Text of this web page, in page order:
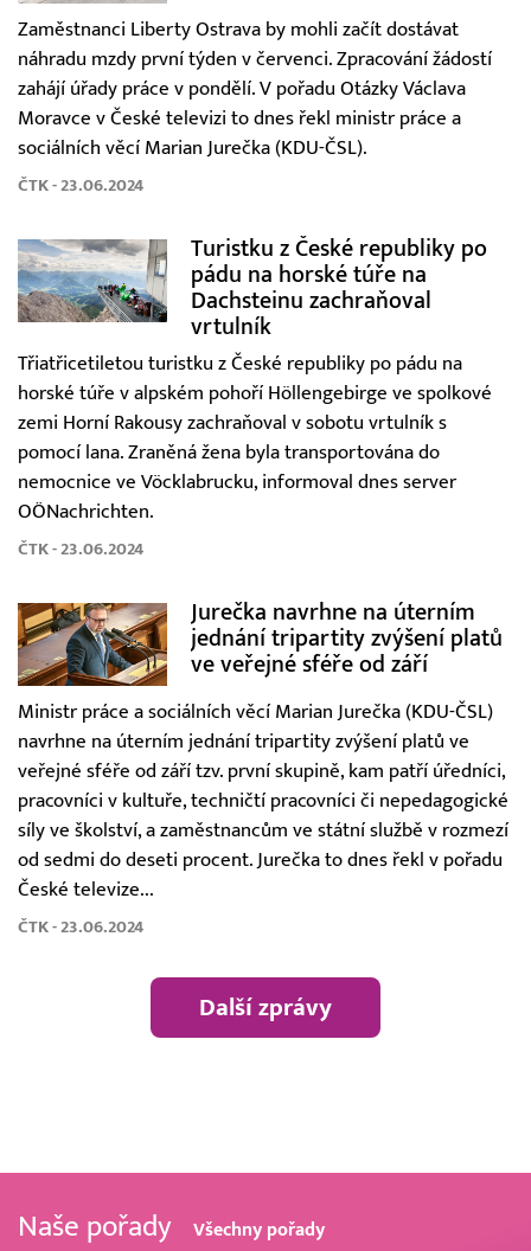
Zaměstnanci Liberty Ostrava by mohli začít dostávat
náhradu mzdy první týden v červenci. Zpracování žádostí
zahájí úřady práce v pondělí. V pořadu Otázky Václava
Moravce v České televizi to dnes řekl ministr práce a
sociálních věcí Marian Jurečka (KDU-ČSL).
ČTK - 23.06.2024
Turistku z České republiky po
pádu na horské túře na
Dachsteinu zachraňoval
vrtulník
Třiatřicetiletou turistku z České republiky po pádu na
horské túře v alpském pohoří Höllengebirge ve spolkové
zemi Horní Rakousy zachraňoval v sobotu vrtulník s
pomocí lana. Zraněná žena byla transportována do
nemocnice ve Vöcklabrucku, informoval dnes server
OÖNachrichten.
ČTK - 23.06.2024
Jurečka navrhne na úterním
jednání tripartity zvýšení platů
ve veřejné sféře od září
Ministr práce a sociálních věcí Marian Jurečka (KDU-ČSL)
navrhne na úterním jednání tripartity zvýšení platů ve
veřejné sféře od září tzv. první skupině, kam patří úředníci,
pracovníci v kultuře, techničtí pracovníci či nepedagogické
síly ve školství, a zaměstnancům ve státní službě v rozmezí
od sedmi do deseti procent. Jurečka to dnes řekl v pořadu
České televize...
ČTK - 23.06.2024
Další zprávy
Naše pořady Všechny pořady